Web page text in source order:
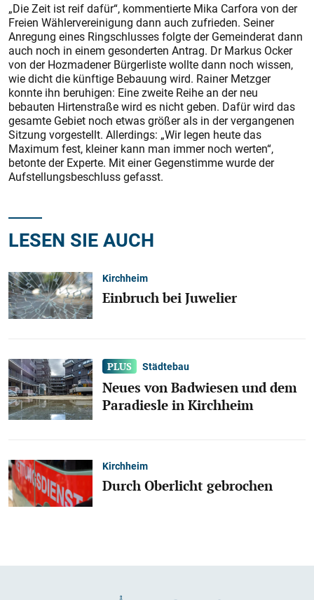
„Die Zeit ist reif dafür“, kommentierte Mika Carfora von der
Freien Wählervereinigung dann auch zufrieden. Seiner
Anregung eines Ringschlusses folgte der Gemeinderat dann
auch noch in einem gesonderten Antrag. Dr Markus Ocker
von der Hozmadener Bürgerliste wollte dann noch wissen,
wie dicht die künftige Bebauung wird. Rainer Metzger
konnte ihn beruhigen: Eine zweite Reihe an der neu
bebauten Hirtenstraße wird es nicht geben. Dafür wird das
gesamte Gebiet noch etwas größer als in der vergangenen
Sitzung vorgestellt. Allerdings: „Wir legen heute das
Maximum fest, kleiner kann man immer noch werten“,
betonte der Experte. Mit einer Gegenstimme wurde der
Aufstellungsbeschluss gefasst.
LESEN SIE AUCH
Kirchheim
Einbruch bei Juwelier
Städtebau
Neues von Badwiesen und dem
Paradiesle in Kirchheim
Kirchheim
Durch Oberlicht gebrochen